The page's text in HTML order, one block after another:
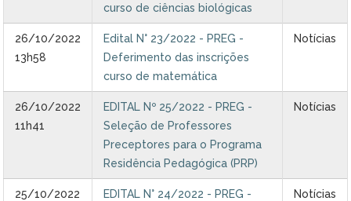
curso de ciências biológicas
26/10/2022
13h58
Edital N° 23/2022 - PREG -
Deferimento das inscrições
curso de matemática
Notícias
26/10/2022
11h41
EDITAL Nº 25/2022 - PREG -
Seleção de Professores
Preceptores para o Programa
Residência Pedagógica (PRP)
Notícias
25/10/2022
EDITAL N° 24/2022 - PREG -
Notícias